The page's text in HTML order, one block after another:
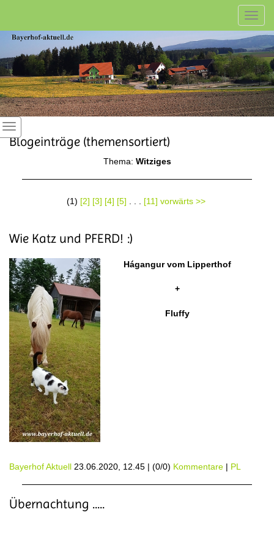
Blogeinträge (themensortiert)
Thema: Witziges
(1) [2] [3] [4] [5] [11] vorwärts >>
Wie Katz und PFERD! :)
Hágangur vom Lipperthof
+
Fluffy
Bayerhof Aktuell 23.06.2020, 12.45 | (0/0) Kommentare | PL
Übernachtung .....